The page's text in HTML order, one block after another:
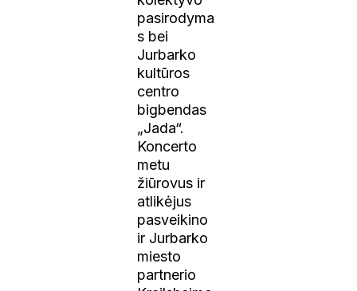
pasirodyma
s bei
Jurbarko
kultūros
centro
bigbendas
„Jada“.
Koncerto
metu
žiūrovus ir
atlikėjus
pasveikino
ir Jurbarko
miesto
partnerio